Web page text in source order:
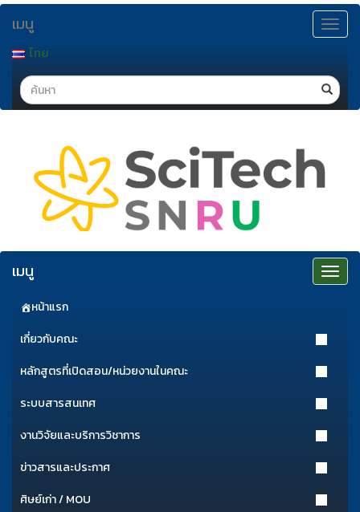
ข้าม
ไป
เนื้อหา
Toggle
เมนู
ไทย
Search
Toggle
เมนู
หน้าแรก
เกี่ยวกับคณะ
หลักสูตรที่เปิดสอน/หน่วยงานในคณะ
ระบบสารสนเทศ
งานวิจัยและบริการวิชาการ
ข่าวสารและประกาศ
ศิษย์เก่า / MOU